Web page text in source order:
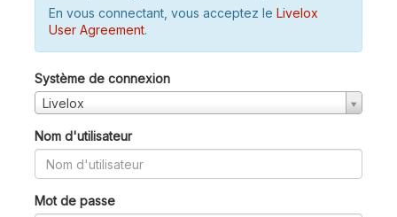
En vous connectant, vous acceptez le Livelox
User Agreement.
Système de connexion
Livelox
Nom d'utilisateur
Mot de passe